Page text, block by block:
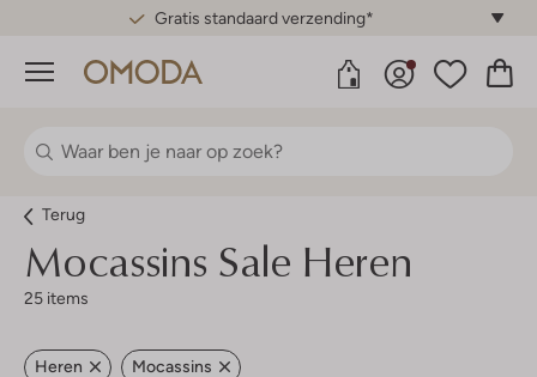
Gratis standaard verzending*
Menu
Terug
Mocassins Sale Heren
25 items
Heren Mocassins